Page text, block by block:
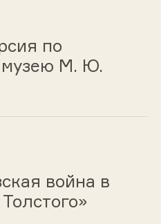
по
музею М. Ю.
война в